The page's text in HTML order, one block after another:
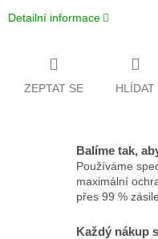
Detailní informace
ZEPTAT SE HLÍDAT
Balíme tak,
Používáme
maximální
přes 99 %
Každý nákup